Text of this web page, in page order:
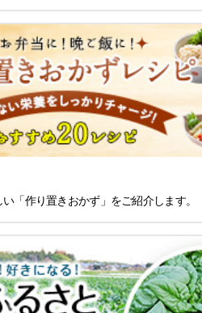
「作り置きおかず」をご紹介します。